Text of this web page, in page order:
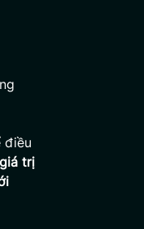
điều
trị